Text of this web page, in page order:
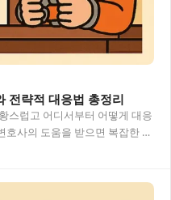
전략적 대응법 총정리
스럽고 어디서부터 어떻게 대응
사의 도움을 받으면 복잡한 마
수…